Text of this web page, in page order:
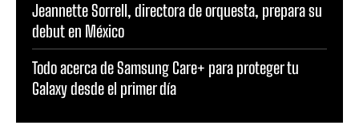
Jeannette Sorrell, directora de orquesta, prepara su
debut en México
Todo acerca de Samsung Care+ para proteger tu
Galaxy desde el primer día